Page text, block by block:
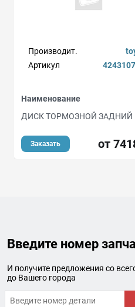
Производит.
Артикул
Наименование
ДИСК ТОРМОЗНОЙ ЗАДНИЙ
Заказать от
Введите номер
И получите предложения со
до Вашего города